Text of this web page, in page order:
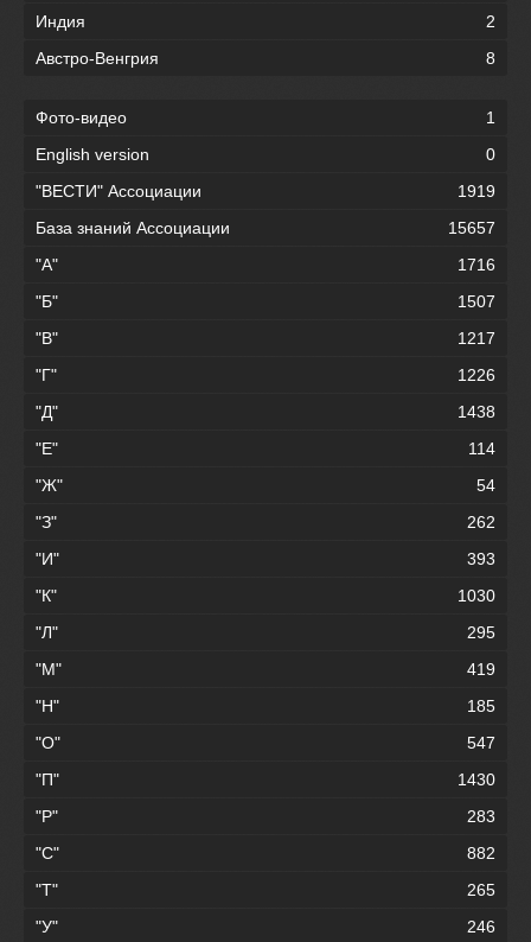
Индия
2
Австро-Венгрия
8
Фото-видео
1
English version
0
"ВЕСТИ" Ассоциации
1919
База знаний Ассоциации
15657
"А"
1716
"Б"
1507
"В"
1217
"Г"
1226
"Д"
1438
"Е"
114
"Ж"
54
"З"
262
"И"
393
"К"
1030
"Л"
295
"М"
419
"Н"
185
"О"
547
"П"
1430
"Р"
283
"С"
882
"Т"
265
"У"
246